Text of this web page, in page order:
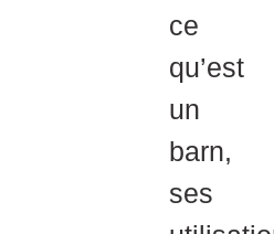
ce
qu’est
un
barn,
ses